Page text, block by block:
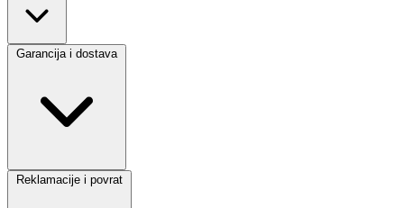
Garancija i dostava
Reklamacije i povrat